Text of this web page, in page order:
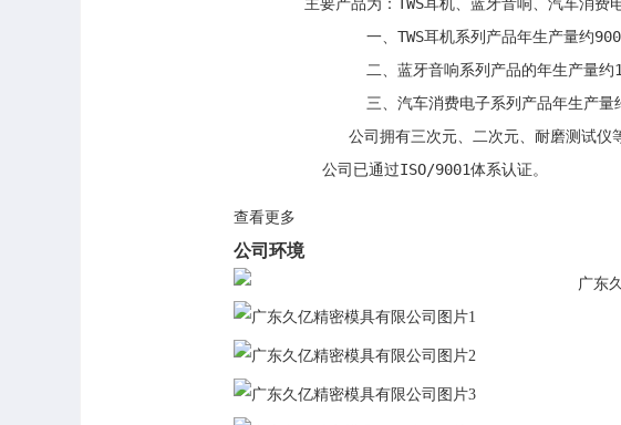
一、TWS耳机系列产品年生产量约900
二、蓝牙音响系列产品的年生产量约
三、汽车消费电子系列产品年生产量
公司拥有三次元、二次元、耐磨测试仪
查看更多
公司环境